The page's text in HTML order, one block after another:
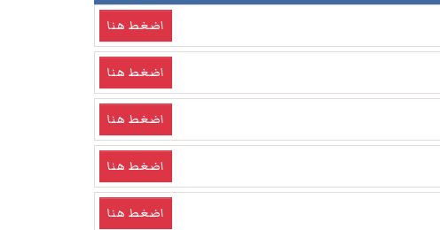
اضغط هنا
اضغط هنا
اضغط هنا
اضغط هنا
اضغط هنا